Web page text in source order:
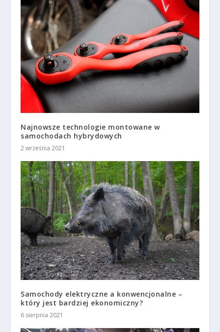
Najnowsze technologie montowane w
samochodach hybrydowych
2 września 2021
Samochody elektryczne a konwencjonalne –
który jest bardziej ekonomiczny?
6 sierpnia 2021